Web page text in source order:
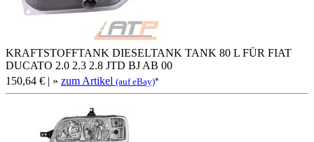
KRAFTSTOFFTANK DIESELTANK TANK 80 L FÜR FIAT
DUCATO 2.0 2.3 2.8 JTD BJ AB 00
150,64 € | » zum Artikel (auf eBay)*